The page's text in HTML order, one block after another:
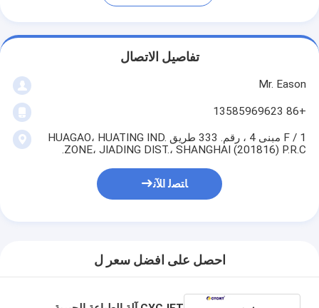
تفاصيل الاتصال
Mr. Eason
+86 13585969623
1 / F مبنى 4 ، رقم. 333 طريق HUAGAO، HUATING IND.
ZONE، JIADING DIST.، SHANGHAI (201816) P.R.C.
ﺎﺘﺼﻟ ﺍﻶﻧ
احصل على افضل سعر ل